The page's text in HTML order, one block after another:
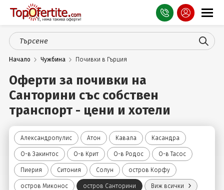
Оферти
СПА
Планина
Море
Чужбина
Празници
Турция
Начало Чужбина Почивки в Гърция
Оферти за почивки на
Санторини със собствен
транспорт - цени и хотели
Александропулис Атон Кавала Касандра
О-в Закинтос О-в Крит О-в Родос О-в Тасос
Пиерия Ситония Солун остров Корфу
остров Миконос остров Санторини Виж всички